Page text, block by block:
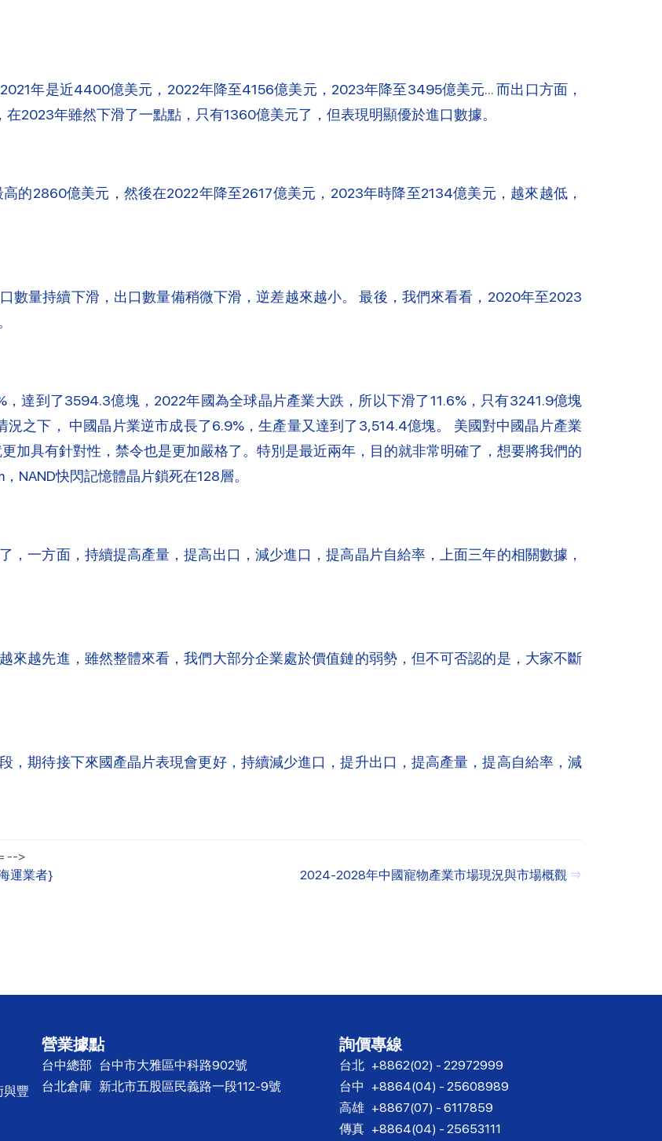
年是近4400億美元，2022年降至4156億美元，2023年降至3495億美元… 而出口方面，
2023年雖然下滑了一點點，只有1360億美元了，但表現明顯優於進口數據。
的2860億美元，然後在2022年降至2617億美元，2023年時降至2134億美元，越來越低，
數量持續下滑，出口數量備稍微下滑，逆差越來越小。 最後，我們來看看，2020年至2023
達到了3594.3億塊，2022年國為全球晶片產業大跌，所以下滑了11.6%，只有3241.9億塊
之下， 中國晶片業逆市成長了6.9%，生產量又達到了3,514.4億塊。 美國對中國晶片產業
加具有針對性，禁令也是更加嚴格了。特別是最近兩年，目的就非常明確了，想要將我們的
NAND快閃記憶體晶片鎖死在128層。
，一方面，持續提高產量，提高出口，減少進口，提高晶片自給率，上面三年的相關數據，
來越先進，雖然整體來看，我們大部分企業處於價值鏈的弱勢，但不可否認的是，大家不斷
，期待接下來國產晶片表現會更好，持續減少進口，提升出口，提高產量，提高自給率，減
-->
運業者} 2024-2028年中國寵物產業市場現況與市場概觀 ⇒
與豐
營業據點
台中總部 台中市大雅區中科路902號
台北倉庫 新北市五股區民義路一段112-9號
詢價專線
台北 +8862(02) - 22972999
台中 +8864(04) - 25608989
高雄 +8867(07) - 6117859
傳真 +8864(04) - 25653111